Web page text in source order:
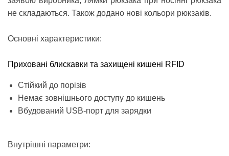
не складаються. Також додано нові кольори рюкзаків.
Основні характеристики:
Приховані блискавки та захищені кишені RFID
Стійкий до порізів
Немає зовнішнього доступу до кишень
Вбудований USB-порт для зарядки
Внутрішні параметри: